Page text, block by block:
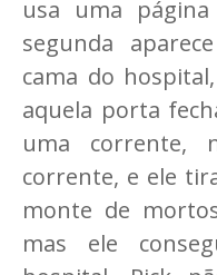
usa uma
segunda
cama do
aquela porta
uma corrente,
corrente, e ele
monte de
mas ele